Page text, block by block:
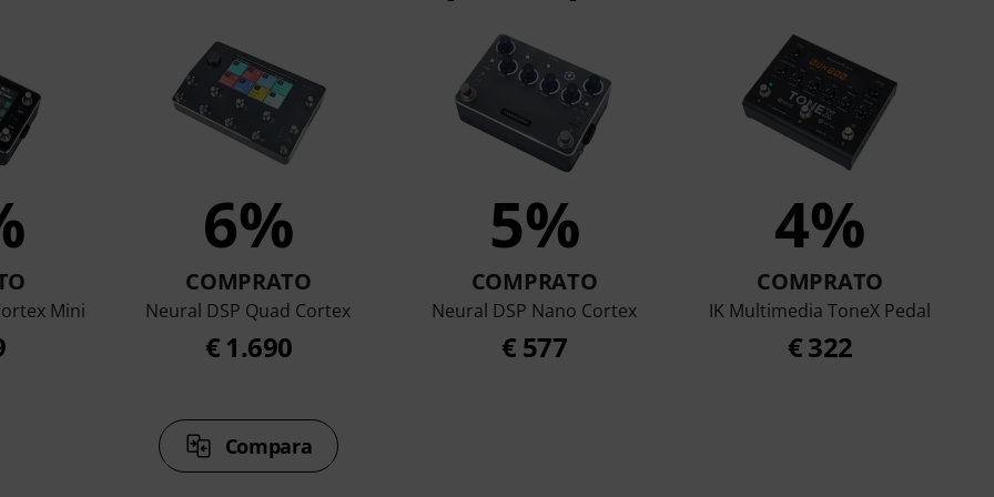
Mini
6%
COMPRATO
Neural DSP Quad Cortex
€ 1.690
5%
COMPRATO
Neural DSP Nano Cortex
€ 577
4%
COMPRATO
IK Multimedia ToneX Pedal
€ 322
Compara